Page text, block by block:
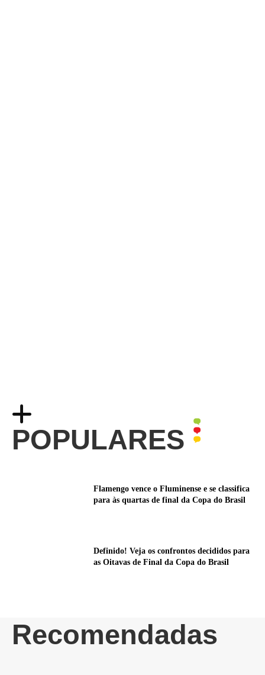
POPULARES
Flamengo vence o Fluminense e se classifica
para às quartas de final da Copa do Brasil
Definido! Veja os confrontos decididos para
as Oitavas de Final da Copa do Brasil
Recomendadas